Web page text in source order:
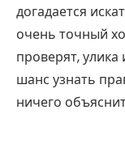
догадается
очень точный
проверят,
шанс узнать
ничего